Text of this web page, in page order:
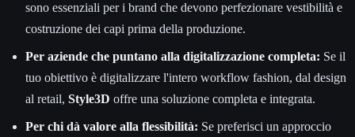
sono essenziali per i brand che devono perfezionare vestibilità e
costruzione dei capi prima della produzione.
Per aziende che puntano alla digitalizzazione completa: Se il
tuo obiettivo è digitalizzare l'intero workflow fashion, dal design
al retail, Style3D offre una soluzione completa e integrata.
Per chi dà valore alla flessibilità: Se preferisci un approccio